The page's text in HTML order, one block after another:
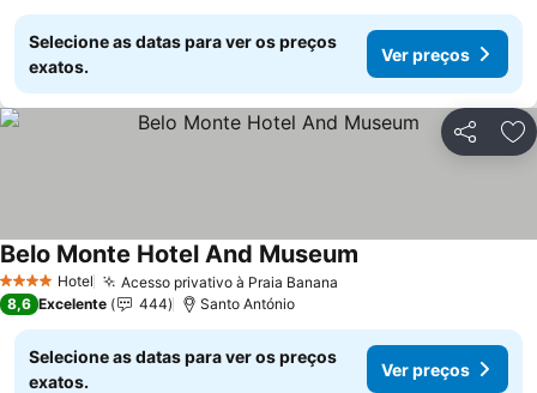
Selecione as datas para ver os preços
exatos.
Ver preços
Partilhar
4 EstrelasHotel Acesso privativo à Praia Banana
Belo Monte Hotel And Museum
8,6 Excelente 444 Santo António
Selecione as datas para ver os preços
exatos.
Ver preços